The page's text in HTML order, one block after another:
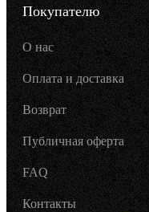
Покупателю
О нас
Оплата и доставка
Возврат
Публичная оферта
FAQ
Контакты